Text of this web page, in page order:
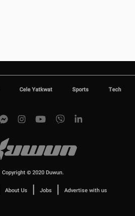
Cele Yatkwat Sports Tech
Copyright © 2020 Duwun.
About Us | Jobs | Advertise with us